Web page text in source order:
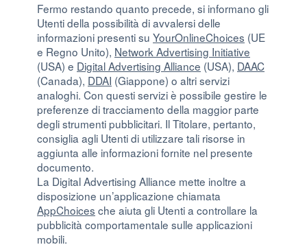
Fermo restando quanto precede, si informano gli
Utenti della possibilità di avvalersi delle
informazioni presenti su YourOnlineChoices (UE
e Regno Unito), Network Advertising Initiative
(USA) e Digital Advertising Alliance (USA), DAAC
(Canada), DDAI (Giappone) o altri servizi
analoghi. Con questi servizi è possibile gestire le
preferenze di tracciamento della maggior parte
degli strumenti pubblicitari. Il Titolare, pertanto,
consiglia agli Utenti di utilizzare tali risorse in
aggiunta alle informazioni fornite nel presente
documento.
La Digital Advertising Alliance mette inoltre a
disposizione un’applicazione chiamata
AppChoices che aiuta gli Utenti a controllare la
pubblicità comportamentale sulle applicazioni
mobili.